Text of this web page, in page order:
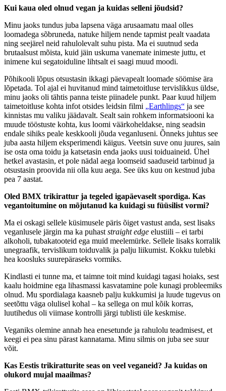
Kui kaua oled olnud vegan ja kuidas selleni jõudsid?
Minu jaoks tundus juba lapsena väga arusaamatu maal olles
loomadega sõbruneda, natuke hiljem nende tapmist pealt vaadata
ning seejärel neid rahulolevalt suhu pista. Ma ei suutnud seda
brutaalsust mõista, kuid jäin uskuma vanemate inimeste juttu, et
inimene kui segatoiduline lihtsalt ei saagi muud moodi.
Põhikooli lõpus otsustasin ikkagi päevapealt loomade söömise ära
lõpetada. Tol ajal ei huvitanud mind taimetoitluse tervislikkus üldse,
minu jaoks oli tähtis panna teiste piinadele punkt. Paar kuud hiljem
taimetoitluse kohta infot otsides leidsin filmi „Earthlings“ ja see
kinnistas mu valiku jäädavalt. Sealt sain rohkem informatsiooni ka
muude tööstuste kohta, kus loomi väärkoheldakse, ning seadsin
endale sihiks peale keskkooli jõuda veganluseni. Õnneks juhtus see
juba aasta hiljem eksperimendi käigus. Veetsin suve onu juures, sain
ise osta oma toidu ja katsetasin enda jaoks uusi toiduaineid. Ühel
hetkel avastasin, et pole nädal aega loomseid saaduseid tarbinud ja
otsustasin proovida nii olla kuu aega. See üks kuu on kestnud juba
pea 7 aastat.
Oled BMX trikirattur ja tegeled igapäevaselt spordiga. Kas
vegantoitumine on mõjutanud ka kuidagi su füüsilist vormi?
Ma ei oskagi sellele küsimusele päris õiget vastust anda, sest lisaks
veganlusele järgin ma ka puhast straight edge elustiili – ei tarbi
alkoholi, tubakatooteid ega muid meelemürke. Sellele lisaks korralik
unegraafik, tervislikum toiduvalik ja palju liikumist. Kokku tulebki
hea koosluks suurepäraseks vormiks.
Kindlasti ei tunne ma, et taimne toit mind kuidagi tagasi hoiaks, sest
kaalu hoidmine ega lihasmassi kasvatamine pole kunagi probleemiks
olnud. Mu spordialaga kaasneb palju kukkumisi ja luude tugevus on
seetõttu väga olulisel kohal – ka sellega on mul kõik korras,
luutihedus oli viimase kontrolli järgi tublisti üle keskmise.
Veganiks olemine annab hea enesetunde ja rahulolu teadmisest, et
keegi ei pea sinu pärast kannatama. Minu silmis on juba see suur
võit.
Kas Eestis trikiratturite seas on veel veganeid? Ja kuidas on
olukord mujal maailmas?